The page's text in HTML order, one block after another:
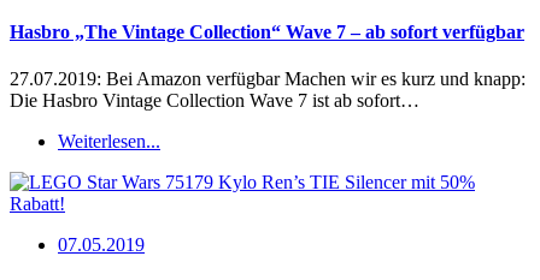
Hasbro „The Vintage Collection“ Wave 7 – ab sofort verfügbar
27.07.2019: Bei Amazon verfügbar Machen wir es kurz und knapp:
Die Hasbro Vintage Collection Wave 7 ist ab sofort…
Weiterlesen...
07.05.2019